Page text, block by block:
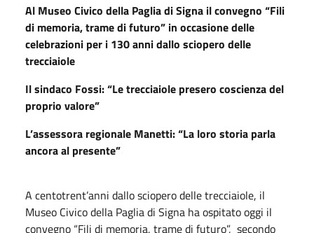
Al Museo Civico della Paglia di Signa il convegno “Fili
di memoria, trame di futuro” in occasione delle
celebrazioni per i 130 anni dallo sciopero delle
trecciaiole
Il sindaco Fossi: “Le trecciaiole presero coscienza del
proprio valore”
L’assessora regionale Manetti: “La loro storia parla
ancora al presente”
A centotrent’anni dallo sciopero delle trecciaiole, il
Museo Civico della Paglia di Signa ha ospitato oggi il
convegno “Fili di memoria, trame di futuro”, secondo